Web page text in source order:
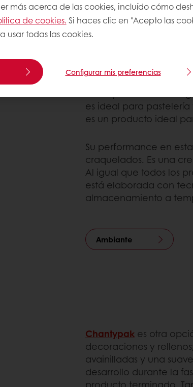
PARA BATIR
Ambiante,que se
estabilidad. Tiene
su mayor atributo es
es ideal para
es un producto ideal
Su performance en
craquelados. Es una
Al igual que todos los
está elaborada con
almacenamiento a
Ambiante
Chantypak es otra
decoraciones y
avainilladas y una
desarrollo durante la
más acerca de las cookies, incluído cómo
de cookies. Si haces clic en "Acepto las
usar todas las cookies.
Configurar mis preferencias